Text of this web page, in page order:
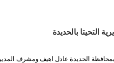
التحيتا بالحديدة
بمحافظة الحديدة عادل اهيف ومشرف